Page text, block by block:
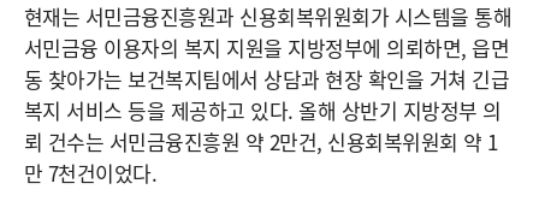
현재는 서민금융진흥원과 신용회복위원회가 시스템을 통해
서민금융 이용자의 복지 지원을 지방정부에 의뢰하면, 읍면
동 찾아가는 보건복지팀에서 상담과 현장 확인을 거쳐 긴급
복지 서비스 등을 제공하고 있다. 올해 상반기 지방정부 의
뢰 건수는 서민금융진흥원 약 2만건, 신용회복위원회 약 1
만 7천건이었다.